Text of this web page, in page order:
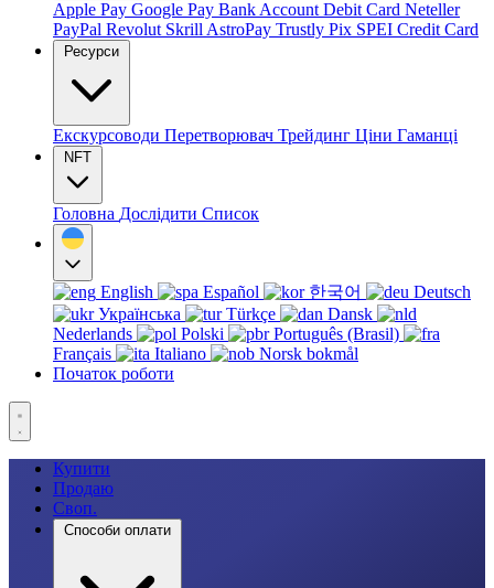
Apple Pay Google Pay Bank Account Debit Card Neteller
PayPal Revolut Skrill AstroPay Trustly Pix SPEI Credit Card
Ресурси
Екскурсоводи Перетворювач Трейдинг Ціни Гаманці
NFT
Головна Дослідити Список
English Español 한국어
Deutsch
Українська
Türkçe
Dansk
Nederlands
Polski
Português (Brasil)
Français
Italiano
Norsk bokmål
Початок роботи
Купити
Продаю
Своп.
Способи оплати